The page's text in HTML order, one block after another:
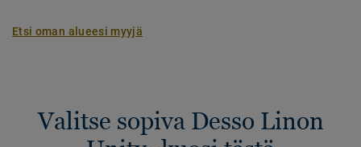
Etsi oman alueesi myyjä
Valitse sopiva Desso Linon